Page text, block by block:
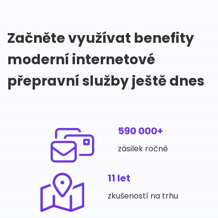
Začněte využívat benefity
moderní internetové
přepravní služby ještě dnes
590 000+
zásilek ročně
11 let
zkušeností na trhu